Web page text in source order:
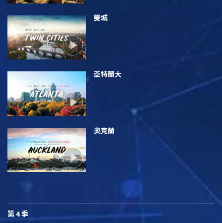
雙城
亞特蘭大
奧克蘭
第 4 季